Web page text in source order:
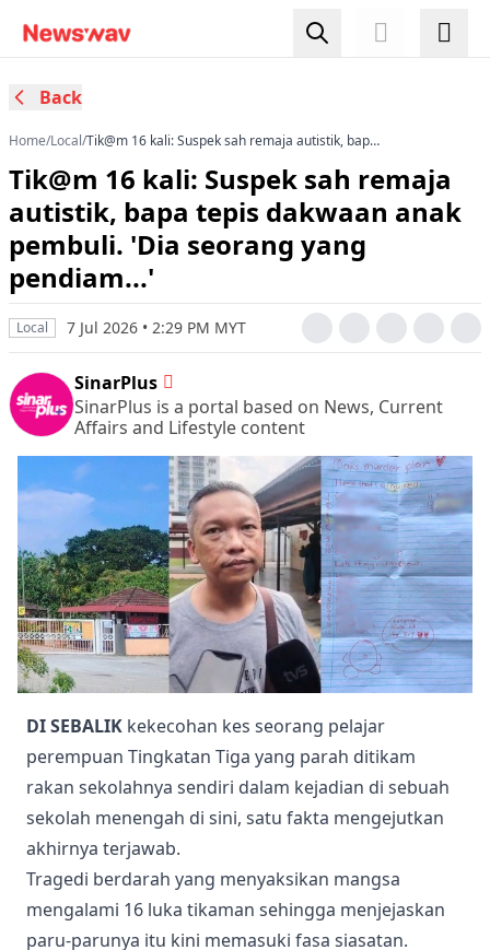
Back
Home/Local/Tik@m 16 kali: Suspek sah remaja autistik, bapa
pendiam...'
Tik@m 16 kali: Suspek sah remaja
autistik, bapa tepis dakwaan anak
pembuli. 'Dia seorang yang
pendiam...'
Local 7 Jul 2026 • 2:29 PM MYT
SinarPlus
SinarPlus is a portal based on News, Current
Affairs and Lifestyle content
DI SEBALIK kekecohan kes seorang pelajar
perempuan Tingkatan Tiga yang parah ditikam
rakan sekolahnya sendiri dalam kejadian di sebuah
sekolah menengah di sini, satu fakta mengejutkan
akhirnya terjawab.
Tragedi berdarah yang menyaksikan mangsa
mengalami 16 luka tikaman sehingga menjejaskan
paru-parunya itu kini memasuki fasa siasatan.